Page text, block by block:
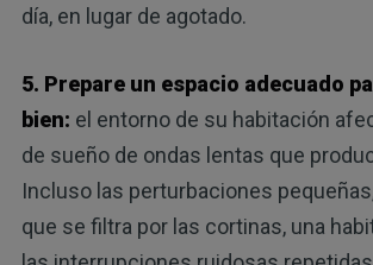
día, en lugar de agotado.
5. Prepare un espacio adecuado
bien: el entorno de su habitación
de sueño de ondas lentas que
Incluso las perturbaciones
que se filtra por las cortinas, una